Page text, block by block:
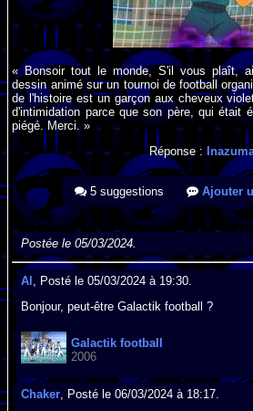
« Bonsoir tout le monde, S'il vous plaît,
dessin animé sur un tournoi de football
de l'histoire est un garçon aux cheveux
d'intimidation parce que son père, qui était
piégé. Merci. »
Réponse :
5 suggestions Ajouter
Postée le 05/03/2024.
Al , Posté le 05/03/2024 à 19:30.
Bonjour, peut-être Galactik football ?
Galactik football
2006
Chaker, Posté le 06/03/2024 à 18:17.